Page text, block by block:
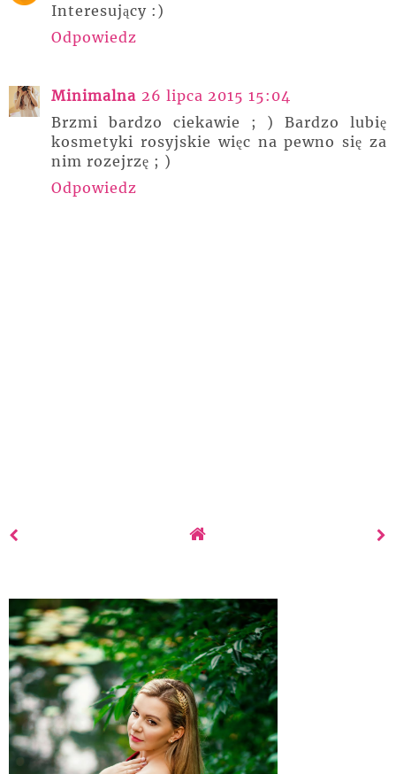
Interesujący :)
Odpowiedz
Minimalna 26 lipca 2015 15:04
Brzmi bardzo ciekawie ; ) Bardzo lubię
kosmetyki rosyjskie więc na pewno się za
nim rozejrzę ; )
Odpowiedz